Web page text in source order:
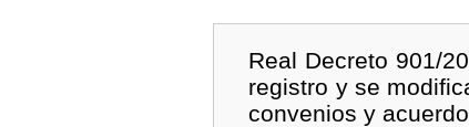
Real Decreto 901/
registro y se
convenios y